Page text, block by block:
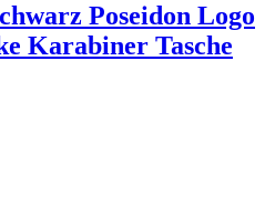
Poseidon Logo
Karabiner Tasche